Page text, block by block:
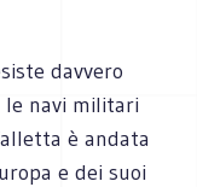
davvero
navi militari
è andata
e dei suoi